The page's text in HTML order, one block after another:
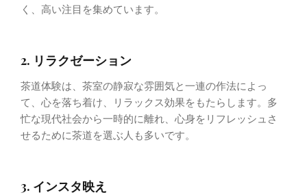
く、高い注目を集めています。
2. リラクゼーション
茶道体験は、茶室の静寂な雰囲気と一連の作法によっ
て、心を落ち着け、リラックス効果をもたらします。多
忙な現代社会から一時的に離れ、心身をリフレッシュさ
せるために茶道を選ぶ人も多いです。
3. インスタ映え